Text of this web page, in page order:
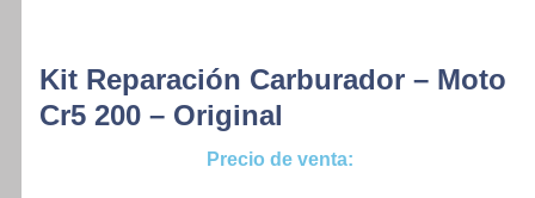
Kit Reparación Carburador – Moto
Cr5 200 – Original
Precio de venta: